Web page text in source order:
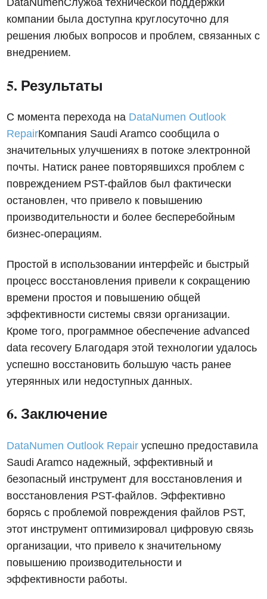
DataNumenСлужба технической поддержки
компании была доступна круглосуточно для
решения любых вопросов и проблем, связанных с
внедрением.
5. Результаты
С момента перехода на DataNumen Outlook
RepairКомпания Saudi Aramco сообщила о
значительных улучшениях в потоке электронной
почты. Натиск ранее повторявшихся проблем с
повреждением PST-файлов был фактически
остановлен, что привело к повышению
производительности и более бесперебойным
бизнес-операциям.
Простой в использовании интерфейс и быстрый
процесс восстановления привели к сокращению
времени простоя и повышению общей
эффективности системы связи организации.
Кроме того, программное обеспечение advanced
data recovery Благодаря этой технологии удалось
успешно восстановить большую часть ранее
утерянных или недоступных данных.
6. Заключение
DataNumen Outlook Repair успешно предоставила
Saudi Aramco надежный, эффективный и
безопасный инструмент для восстановления и
восстановления PST-файлов. Эффективно
борясь с проблемой повреждения файлов PST,
этот инструмент оптимизировал цифровую связь
организации, что привело к значительному
повышению производительности и
эффективности работы.